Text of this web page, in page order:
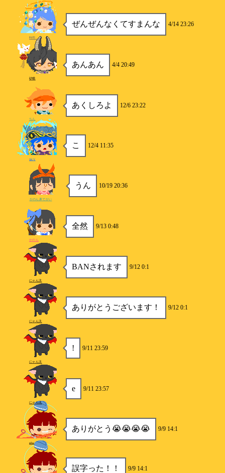
ぜんぜんなくてすまんな 4/14 23:26
時雨。
あんあん 4/4 20:49
砂糖
あくしろよ 12/6 23:22
ちん
こ 12/4 11:35
SKY
うん 10/19 20:36
かのん鼻でかい
全然 9/13 0:48
かのん
BANされます 9/12 0:1
にゃん汰
ありがとうございます！ 9/12 0:1
にゃん汰
! 9/11 23:59
にゃん汰
e 9/11 23:57
にゃん汰
ありがとう😭😭😭😭 9/9 14:1
siba
誤字った！！ 9/9 14:1